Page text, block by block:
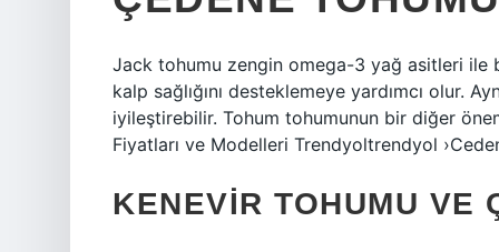
Jack tohumu zengin omega-3 yağ asitleri ile
kalp sağlığını desteklemeye yardımcı olur.
iyileştirebilir. Tohum tohumunun bir diğer
Fiyatları ve Modelleri Trendyoltrendyol
KENEVIR TOHUMU VE